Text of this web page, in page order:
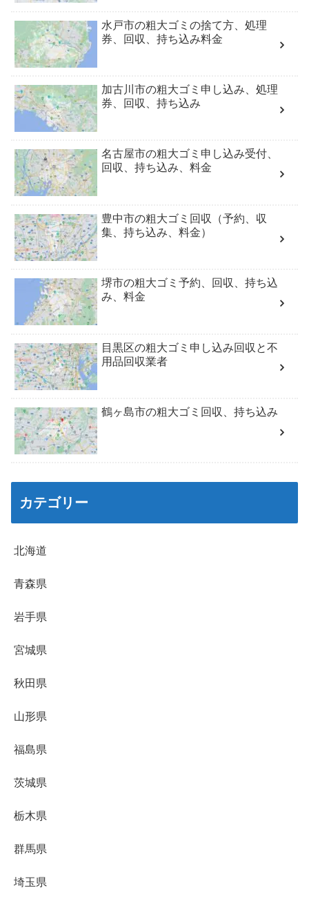
水戸市の粗大ゴミの捨て方、処理
券、回収、持ち込み料金
加古川市の粗大ゴミ申し込み、処理
券、回収、持ち込み
名古屋市の粗大ゴミ申し込み受付、
回収、持ち込み、料金
豊中市の粗大ゴミ回収（予約、収
集、持ち込み、料金）
堺市の粗大ゴミ予約、回収、持ち込
み、料金
目黒区の粗大ゴミ申し込み回収と不
用品回収業者
鶴ヶ島市の粗大ゴミ回収、持ち込み
カテゴリー
北海道
青森県
岩手県
宮城県
秋田県
山形県
福島県
茨城県
栃木県
群馬県
埼玉県